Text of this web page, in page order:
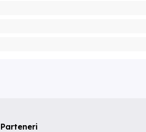
Parteneri